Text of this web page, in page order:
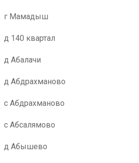
г Мамадыш
д 140 квартал
д Абалачи
д Абдрахманово
с Абдрахманово
с Абсалямово
д Абышево